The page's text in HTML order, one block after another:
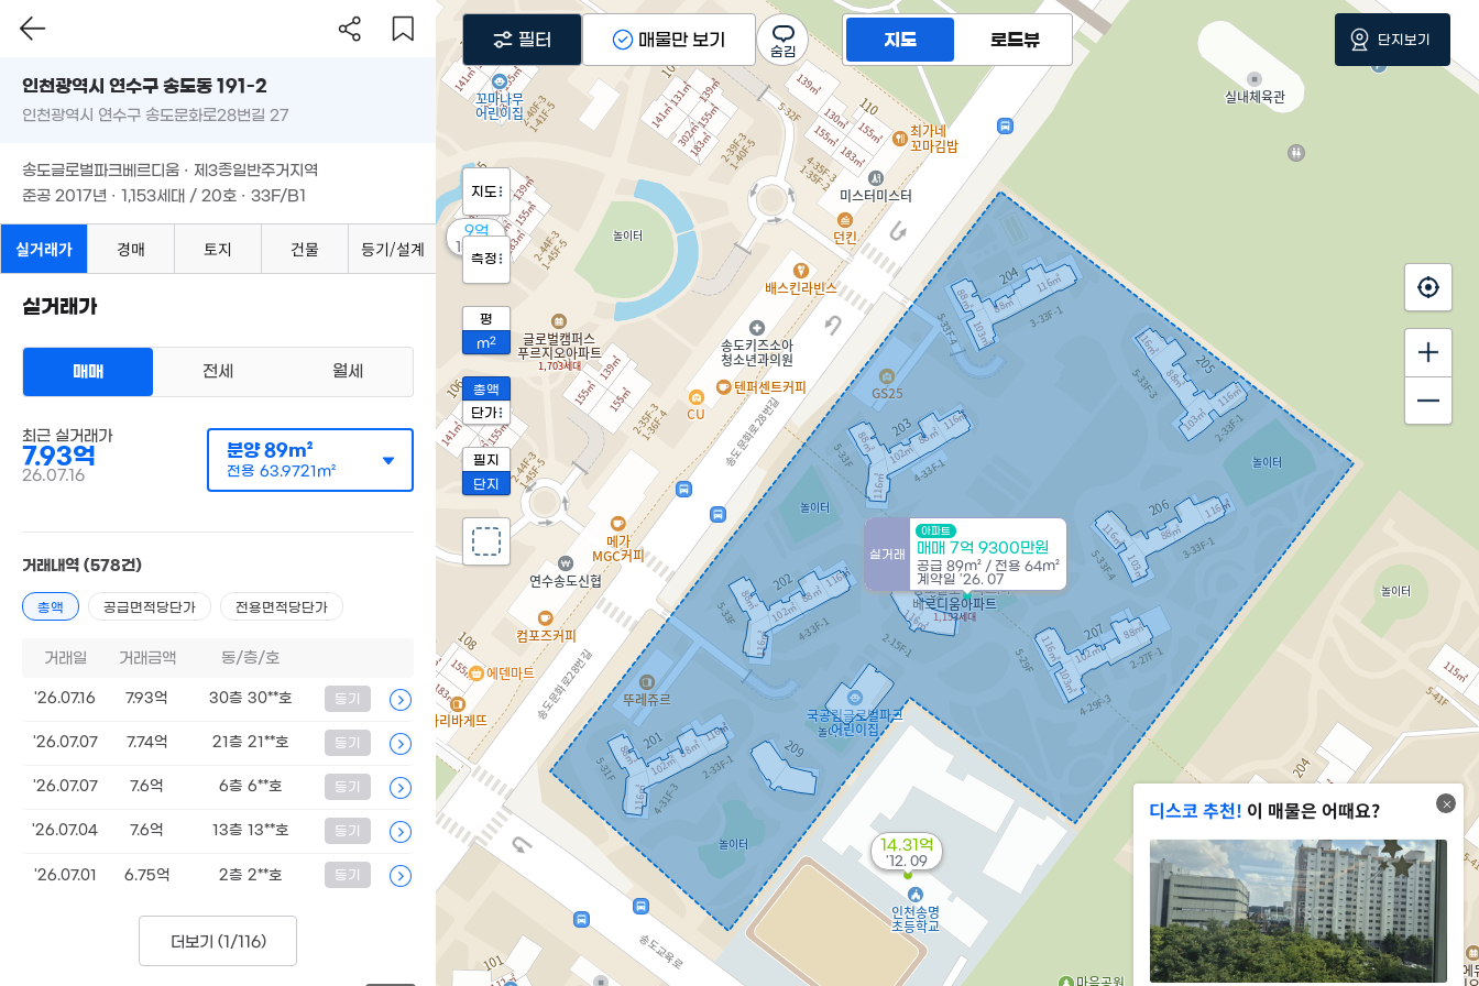
9억
158m²
실거래
아파트
매매 7억 9300만원
공급 89m² / 전용 64m²
계약일 '26. 07
14.31억
'12. 09
디스코 추천! 이 매물은 어때요?
지도 로드뷰
지도
측정
평
m2
총액
단가
필지
단지
필터 매물만 보기 단지보기
인천광역시 연수구 송도동 191-2
인천광역시 연수구 송도문화로28번길 27
송도글로벌파크베르디움 · 제3종일반주거지역
준공 2017년 · 1,153세대 / 20호 · 33F/B1
실거래가 경매 토지 건물 등기/설계
실거래가
매매 전세 월세
최근 실거래가
7.93억
26.07.16
분양89m²
전용 63.9721m²
거래내역 (578건)
총액 공급면적당단가 전용면적당단가
거래일 거래금액 동/층/호
'26.07.16 7.93억 30층 30**호 등기
'26.07.07 7.74억 21층 21**호 등기
'26.07.07 7.6억 6층 6**호 등기
'26.07.04 7.6억 13층 13**호 등기
'26.07.01 6.75억 2층 2**호 등기
더보기 (1/116)